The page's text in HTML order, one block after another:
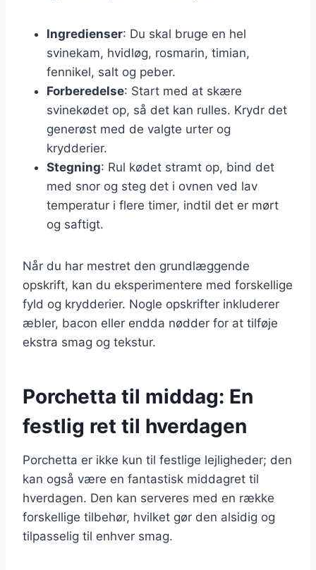
Ingredienser: Du skal bruge en hel
svinekam, hvidløg, rosmarin, timian,
fennikel, salt og peber.
Forberedelse: Start med at skære
svinekødet op, så det kan rulles. Krydr det
generøst med de valgte urter og
krydderier.
Stegning: Rul kødet stramt op, bind det
med snor og steg det i ovnen ved lav
temperatur i flere timer, indtil det er mørt
og saftigt.
Når du har mestret den grundlæggende
opskrift, kan du eksperimentere med forskellige
fyld og krydderier. Nogle opskrifter inkluderer
æbler, bacon eller endda nødder for at tilføje
ekstra smag og tekstur.
Porchetta til middag: En
festlig ret til hverdagen
Porchetta er ikke kun til festlige lejligheder; den
kan også være en fantastisk middagret til
hverdagen. Den kan serveres med en række
forskellige tilbehør, hvilket gør den alsidig og
tilpasselig til enhver smag.